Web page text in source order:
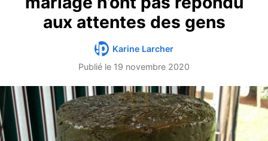
aux attentes des gens
Karine Larcher
Publié le 19 novembre 2020